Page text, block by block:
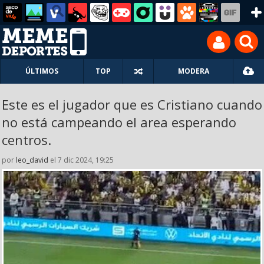
ÚLTIMOS TOP MODERA
Este es el jugador que es Cristiano cuando
no está campeando el area esperando
centros.
por leo_david el 7 dic 2024, 19:25